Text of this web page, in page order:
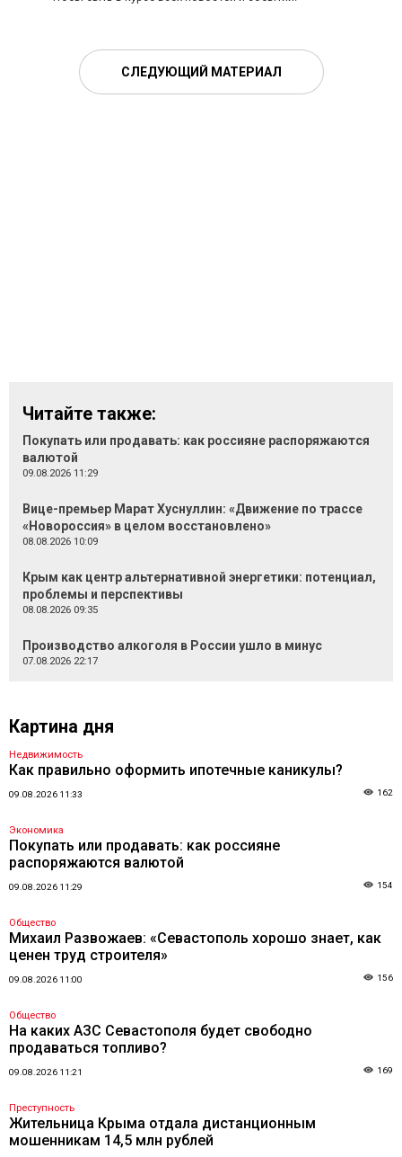
СЛЕДУЮЩИЙ МАТЕРИАЛ
Читайте также:
Покупать или продавать: как россияне распоряжаются
валютой
09.08.2026 11:29
Вице-премьер Марат Хуснуллин: «Движение по трассе
«Новороссия» в целом восстановлено»
08.08.2026 10:09
Крым как центр альтернативной энергетики: потенциал,
проблемы и перспективы
08.08.2026 09:35
Производство алкоголя в России ушло в минус
07.08.2026 22:17
Картина дня
Недвижимость
Как правильно оформить ипотечные каникулы?
09.08.2026 11:33 162
Экономика
Покупать или продавать: как россияне
распоряжаются валютой
09.08.2026 11:29 154
Общество
Михаил Развожаев: «Севастополь хорошо знает, как
ценен труд строителя»
09.08.2026 11:00 156
Общество
На каких АЗС Севастополя будет свободно
продаваться топливо?
09.08.2026 11:21 169
Преступность
Жительница Крыма отдала дистанционным
мошенникам 14,5 млн рублей